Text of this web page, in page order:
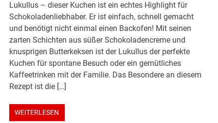
Lukullus – dieser Kuchen ist ein echtes Highlight für
Schokoladenliebhaber. Er ist einfach, schnell gemacht
und benötigt nicht einmal einen Backofen! Mit seinen
zarten Schichten aus süßer Schokoladencreme und
knusprigen Butterkeksen ist der Lukullus der perfekte
Kuchen für spontane Besuch oder ein gemütliches
Kaffeetrinken mit der Familie. Das Besondere an diesem
Rezept ist die […]
WEITERLESEN